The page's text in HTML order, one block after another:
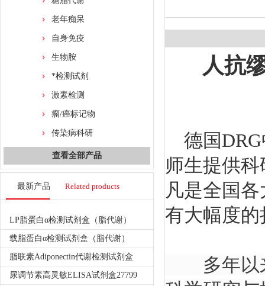
老年痴呆
自身免疫
生物胺
*检测试剂
激素检测
瘤/癌标记物
传染病科研
查看全部产品
最新产品 Related products
LP脂蛋白α检测试剂盒（脂代谢）
载脂蛋白α检测试剂盒（脂代谢）
脂联素Adiponectin代谢检测试剂盒
尿调节素高灵敏ELISA试剂盒27799
人抗
德国DRG
师生提供
凡是全国
有大幅度
多年以来